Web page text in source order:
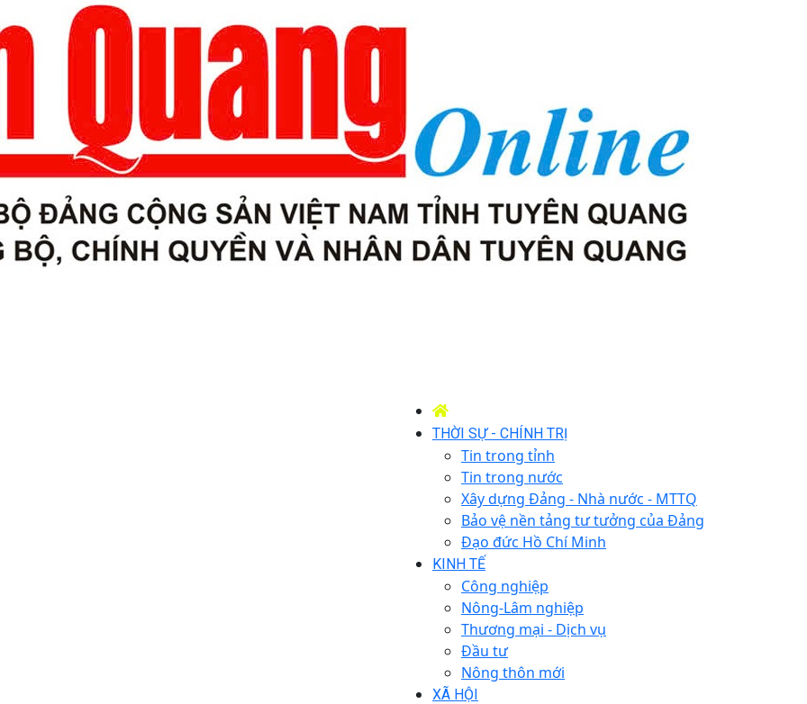
THỜI SỰ - CHÍNH TRỊ
Tin trong tỉnh
Tin trong nước
Xây dựng Đảng - Nhà nước - MTTQ
Bảo vệ nền tảng tư tưởng của Đảng
Đạo đức Hồ Chí Minh
KINH TẾ
Công nghiệp
Nông-Lâm nghiệp
Thương mại - Dịch vụ
Đầu tư
Nông thôn mới
XÃ HỘI